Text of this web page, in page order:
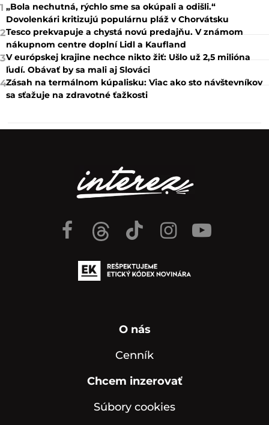
1 „Bola nechutná, rýchlo sme sa okúpali a odišli.“
Dovolenkári kritizujú populárnu pláž v Chorvátsku
2Tesco prekvapuje a chystá novú predajňu. V známom
nákupnom centre doplní Lidl a Kaufland
3V európskej krajine nechce nikto žiť: Ušlo už 2,5 milióna
ľudí. Obávať by sa mali aj Slováci
4Zásah na termálnom kúpalisku: Viac ako sto návštevníkov
sa sťažuje na zdravotné ťažkosti
O nás
Cenník
Chcem inzerovať
Súbory cookies